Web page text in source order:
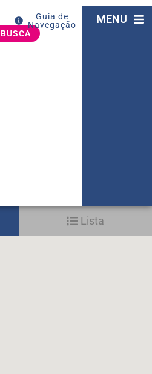
BUSCA
Guia de
Navegação
MENU
Lista